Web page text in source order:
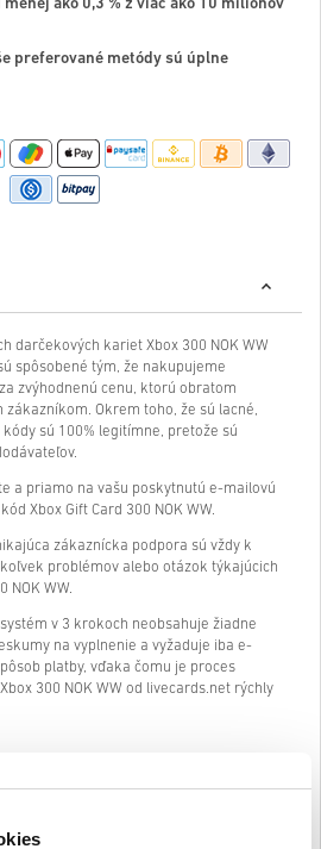
ako 0,3 % z viac ako 10 miliónov
preferované metódy sú úplne
darčekových kariet Xbox 300 NOK WW
spôsobené tým, že nakupujeme
zvýhodnenú cenu, ktorú obratom
zákazníkom. Okrem toho, že sú lacné,
sú 100% legitímne, pretože sú
a priamo na vašu poskytnutú e-mailovú
Xbox Gift Card 300 NOK WW.
zákaznícka podpora sú vždy k
problémov alebo otázok týkajúcich
NOK WW.
v 3 krokoch neobsahuje žiadne
na vyplnenie a vyžaduje iba e-
platby, vďaka čomu je proces
300 NOK WW od livecards.net rýchly